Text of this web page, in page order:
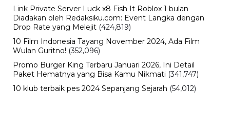
AFF Usai Ditahan Singapura
Sabtu, 8 Agu 2026 - 09:06 WIB
Bencana
Gedung Bapenda DKI Terbakar
Hebat, Ini Kronologi dari Api Muncul
hingga 10 Saksi Diperiksa
Sabtu, 8 Agu 2026 - 08:57 WIB
Olahraga